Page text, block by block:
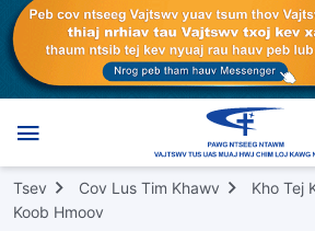
Tsev Cov Lus Tim Khawv
Kho Tej
Koob Hmoov